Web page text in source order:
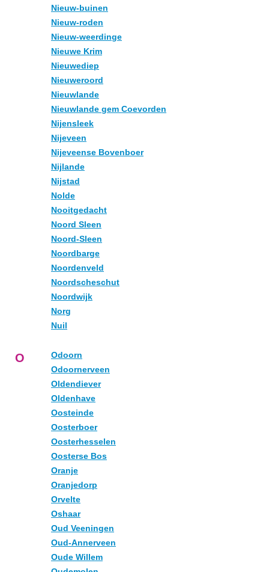
Nieuw-buinen
Nieuw-roden
Nieuw-weerdinge
Nieuwe Krim
Nieuwediep
Nieuweroord
Nieuwlande
Nieuwlande gem Coevorden
Nijensleek
Nijeveen
Nijeveense Bovenboer
Nijlande
Nijstad
Nolde
Nooitgedacht
Noord Sleen
Noord-Sleen
Noordbarge
Noordenveld
Noordscheschut
Noordwijk
Norg
Nuil
O
Odoorn
Odoornerveen
Oldendiever
Oldenhave
Oosteinde
Oosterboer
Oosterhesselen
Oosterse Bos
Oranje
Oranjedorp
Orvelte
Oshaar
Oud Veeningen
Oud-Annerveen
Oude Willem